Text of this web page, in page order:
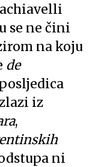
se ne čini
na koju
de
iz
,
ni